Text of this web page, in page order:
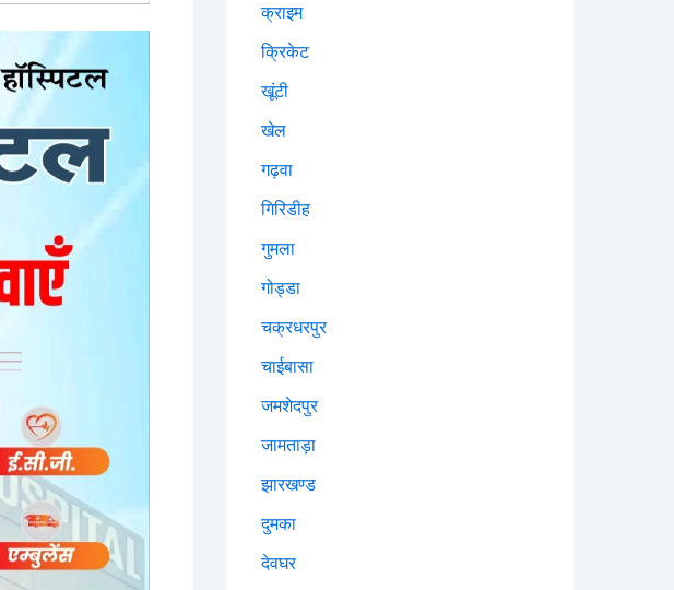
क्राइम
क्रिकेट
खूंटी
खेल
गढ़वा
गिरिडीह
गुमला
गोड्डा
चक्रधरपुर
चाईबासा
जमशेदपुर
जामताड़ा
झारखण्ड
दुमका
देवघर